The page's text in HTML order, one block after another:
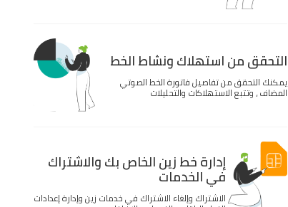
التحقق من استهلاك ونشاط الخط
يمكنك التحقق من تفاصيل فاتورة الخط الصوتي
المضاف ، وتتبع الاستهلاكات والتحليلات
إدارة خط زين الخاص بك والاشتراك
في الخدمات
الاشتراك وإلغاء الاشتراك في خدمات زين وإدارة إعدادات